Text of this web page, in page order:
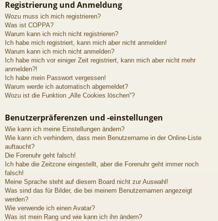
Registrierung und Anmeldung
Wozu muss ich mich registrieren?
Was ist COPPA?
Warum kann ich mich nicht registrieren?
Ich habe mich registriert, kann mich aber nicht anmelden!
Warum kann ich mich nicht anmelden?
Ich habe mich vor einiger Zeit registriert, kann mich aber nicht mehr
anmelden?!
Ich habe mein Passwort vergessen!
Warum werde ich automatisch abgemeldet?
Wozu ist die Funktion „Alle Cookies löschen“?
Benutzerpräferenzen und -einstellungen
Wie kann ich meine Einstellungen ändern?
Wie kann ich verhindern, dass mein Benutzername in der Online-Liste
auftaucht?
Die Forenuhr geht falsch!
Ich habe die Zeitzone eingestellt, aber die Forenuhr geht immer noch
falsch!
Meine Sprache steht auf diesem Board nicht zur Auswahl!
Was sind das für Bilder, die bei meinem Benutzernamen angezeigt
werden?
Wie verwende ich einen Avatar?
Was ist mein Rang und wie kann ich ihn ändern?